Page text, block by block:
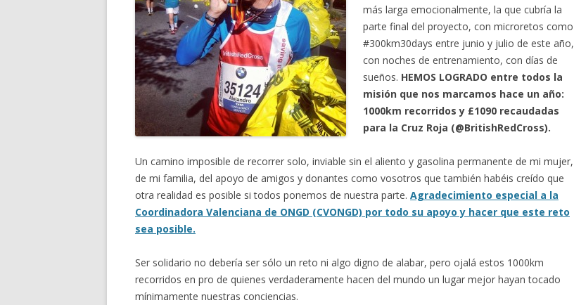
más larga emocionalmente, la que cubría la
parte final del proyecto, con microretos como
#300km30days entre junio y julio de este año,
con noches de entrenamiento, con días de
sueños. HEMOS LOGRADO entre todos la
misión que nos marcamos hace un año:
1000km recorridos y £1090 recaudadas
para la Cruz Roja (@BritishRedCross).
Un camino imposible de recorrer solo, inviable sin el aliento y gasolina permanente de mi mujer,
de mi familia, del apoyo de amigos y donantes como vosotros que también habéis creído que
otra realidad es posible si todos ponemos de nuestra parte. Agradecimiento especial a la
Coordinadora Valenciana de ONGD (CVONGD) por todo su apoyo y hacer que este reto
sea posible.
Ser solidario no debería ser sólo un reto ni algo digno de alabar, pero ojalá estos 1000km
recorridos en pro de quienes verdaderamente hacen del mundo un lugar mejor hayan tocado
mínimamente nuestras conciencias.